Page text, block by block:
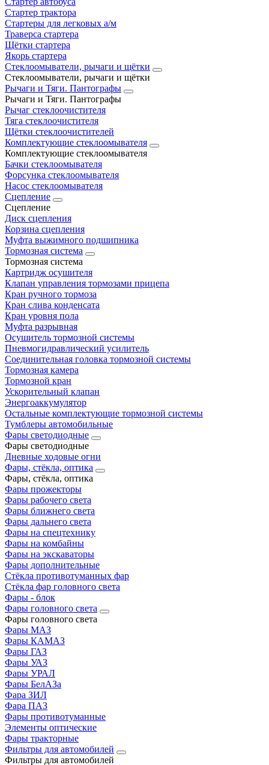
Стартер трактора
Стартеры для легковых а/м
Траверса стартера
Щётки стартера
Якорь стартера
Стеклоомыватели, рычаги и щётки
Стеклоомыватели, рычаги и щётки
Рычаги и Тяги. Пантографы
Рычаги и Тяги. Пантографы
Рычаг стеклоочистителя
Тяга стеклоочистителя
Щётки стеклоочистителей
Комплектующие стеклоомывателя
Комплектующие стеклоомывателя
Бачки стеклоомывателя
Форсунка стеклоомывателя
Насос стеклоомывателя
Сцепление
Сцепление
Диск сцепления
Корзина сцепления
Муфта выжимного подшипника
Тормозная система
Тормозная система
Картридж осушителя
Клапан управления тормозами прицепа
Кран ручного тормоза
Кран слива конденсата
Кран уровня пола
Муфта разрывная
Осушитель тормозной системы
Пневмогидравлический усилитель
Соединительная головка тормозной системы
Тормозная камера
Тормозной кран
Ускорительный клапан
Энергоаккумулятор
Остальные комплектующие тормозной системы
Тумблеры автомобильные
Фары светодиодные
Фары светодиодные
Дневные ходовые огни
Фары, стёкла, оптика
Фары, стёкла, оптика
Фары прожекторы
Фары рабочего света
Фары ближнего света
Фары дальнего света
Фары на спецтехнику
Фары на комбайны
Фары на экскаваторы
Фары дополнительные
Стёкла противотуманных фар
Стёкла фар головного света
Фары - блок
Фары головного света
Фары головного света
Фары МАЗ
Фары КАМАЗ
Фары ГАЗ
Фары УАЗ
Фары УРАЛ
Фары БелАЗа
Фара ЗИЛ
Фара ПАЗ
Фары противотуманные
Элементы оптические
Фары тракторные
Фильтры для автомобилей
Фильтры для автомобилей